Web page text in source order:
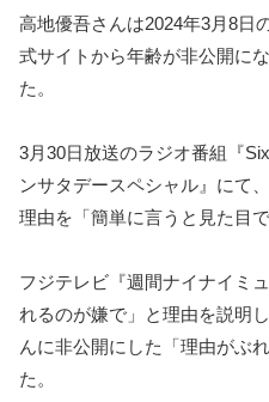
高地優吾さんは2024年3月8日
式サイトから年齢が非公開に
た。
3月30日放送のラジオ番組『
ンサタデースペシャル』にて
理由を「簡単に言うと見た目
フジテレビ『週間ナイナイミ
れるのが嫌で」と理由を説明
んに非公開にした「理由がぶ
た。